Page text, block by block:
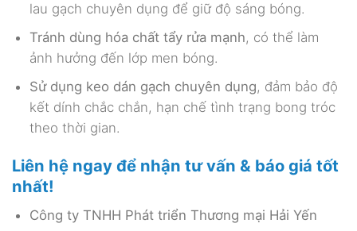
lau gạch chuyên dụng để giữ độ sáng bóng.
Tránh dùng hóa chất tẩy rửa mạnh, có thể làm
ảnh hưởng đến lớp men bóng.
Sử dụng keo dán gạch chuyên dụng, đảm bảo độ
kết dính chắc chắn, hạn chế tình trạng bong tróc
theo thời gian.
Liên hệ ngay để nhận tư vấn & báo giá tốt
nhất!
Công ty TNHH Phát triển Thương mại Hải Yến